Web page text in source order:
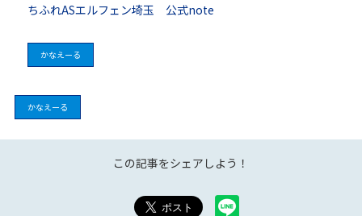
ちふれASエルフェン埼玉 公式note
かなえーる
かなえーる
この記事をシェアしよう！